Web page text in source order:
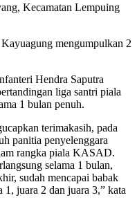
Kecamatan Lempuing
mengumpulkan 2
Hendra Saputra
liga santri piala
1 bulan penuh.
terimakasih, pada
panitia penyelenggara
rangka piala KASAD.
selama 1 bulan,
sudah mencapai babak
juara 2 dan juara 3,” kata